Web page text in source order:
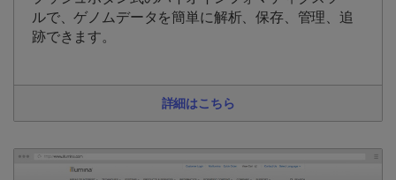
ルで、ゲノムデータを簡単に解析、保存、管理、追
跡できます。
詳細はこちら